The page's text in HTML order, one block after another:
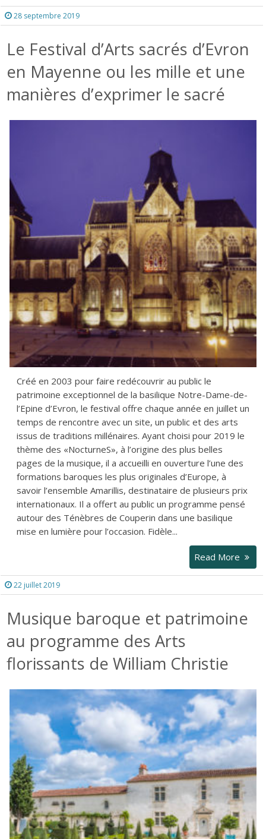
28 septembre 2019
Le Festival d’Arts sacrés d’Evron
en Mayenne ou les mille et une
manières d’exprimer le sacré
Créé en 2003 pour faire redécouvrir au public le
patrimoine exceptionnel de la basilique Notre-Dame-de-
l’Epine d’Evron, le festival offre chaque année en juillet un
temps de rencontre avec un site, un public et des arts
issus de traditions millénaires. Ayant choisi pour 2019 le
thème des «NocturneS», à l’origine des plus belles
pages de la musique, il a accueilli en ouverture l’une des
formations baroques les plus originales d’Europe, à
savoir l’ensemble Amarillis, destinataire de plusieurs prix
internationaux. Il a offert au public un programme pensé
autour des Ténèbres de Couperin dans une basilique
mise en lumière pour l’occasion. Fidèle...
Read More
22 juillet 2019
Musique baroque et patrimoine
au programme des Arts
florissants de William Christie